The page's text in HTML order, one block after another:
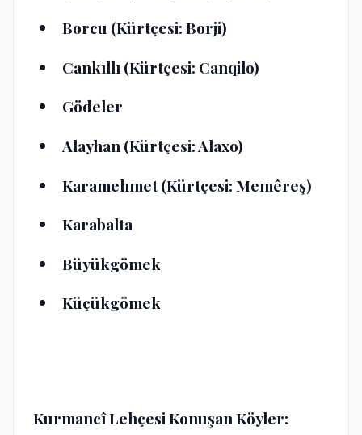
Borcu (Kürtçesi: Borji)
Cankıllı (Kürtçesi: Canqilo)
Gödeler
Alayhan (Kürtçesi: Alaxo)
Karamehmet (Kürtçesi: Memêreş)
Karabalta
Büyükgömek
Küçükgömek
Kurmancî Lehçesi Konuşan Köyler: